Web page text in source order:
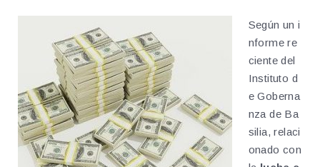
Según un i
nforme re
ciente del
Instituto d
e Goberna
nza de Ba
silia, relaci
onado con